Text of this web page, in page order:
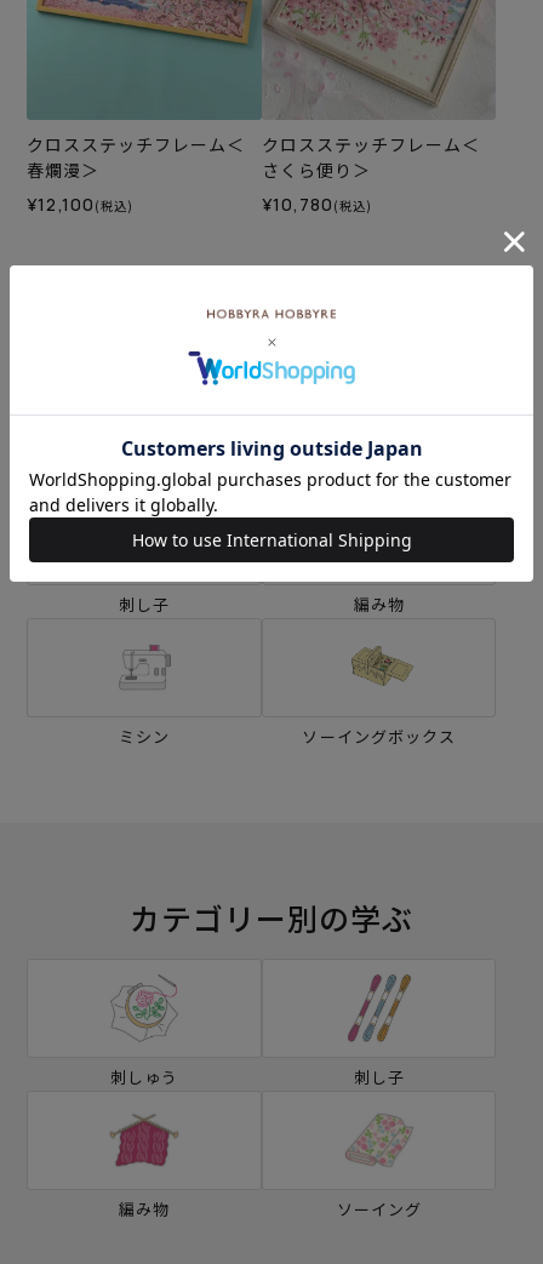
クロスステッチフレーム＜
春爛漫＞
¥12,100 (税込)
クロスステッチフレーム＜
さくら便り＞
¥10,780 (税込)
カテゴリーから探す
生地 キット
刺し子 編み物
ミシン ソーイングボックス
カテゴリー別の学ぶ
刺しゅう 刺し子
編み物 ソーイング